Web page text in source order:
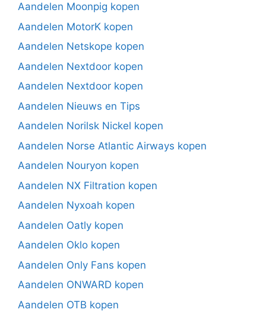
Aandelen Moonpig kopen
Aandelen MotorK kopen
Aandelen Netskope kopen
Aandelen Nextdoor kopen
Aandelen Nextdoor kopen
Aandelen Nieuws en Tips
Aandelen Norilsk Nickel kopen
Aandelen Norse Atlantic Airways kopen
Aandelen Nouryon kopen
Aandelen NX Filtration kopen
Aandelen Nyxoah kopen
Aandelen Oatly kopen
Aandelen Oklo kopen
Aandelen Only Fans kopen
Aandelen ONWARD kopen
Aandelen OTB kopen